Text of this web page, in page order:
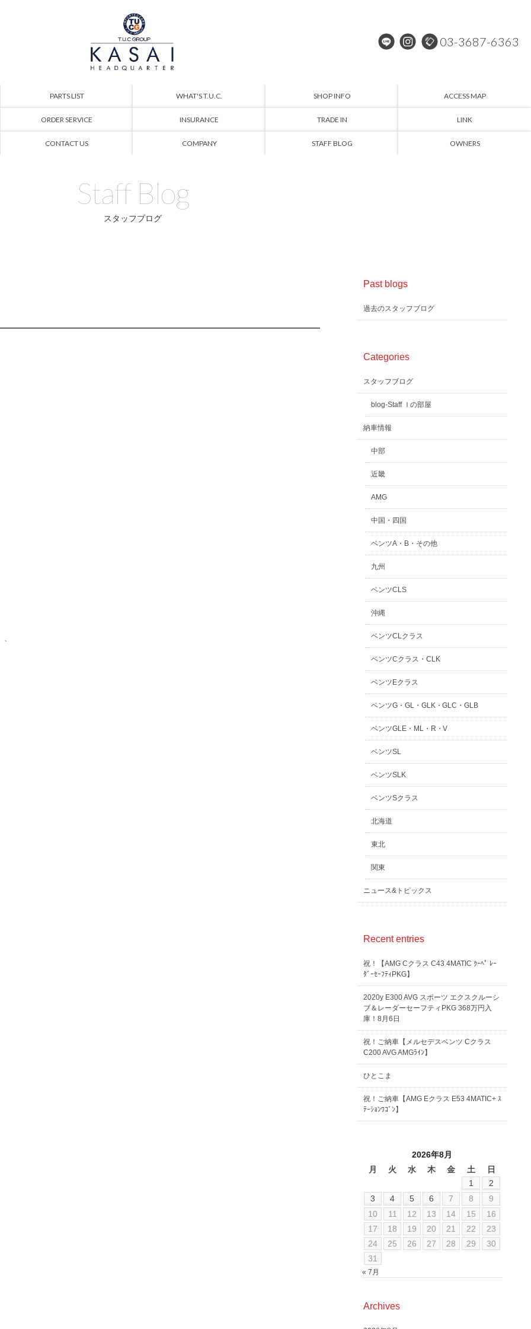
03-3687-6363
PARTS LIST WHAT'S T.U.C. SHOP INFO ACCESS MAP
ORDER SERVICE INSURANCE TRADE IN LINK
CONTACT US COMPANY STAFF BLOG OWNERS
Staff Blog
スタッフブログ
Past blogs
過去のスタッフブログ
Categories
スタッフブログ
blog-Staff Ｉの部屋
納車情報
中部
近畿
AMG
中国・四国
ベンツA・B・その他
九州
ベンツCLS
沖縄
ベンツCLクラス
ベンツCクラス・CLK
ベンツEクラス
ベンツG・GL・GLK・GLC・GLB
ベンツGLE・ML・R・V
ベンツSL
ベンツSLK
ベンツSクラス
北海道
東北
関東
ニュース&トピックス
Recent entries
祝！【AMG Cクラス C43 4MATIC ｸｰﾍﾟ ﾚｰ
ﾀﾞｰｾｰﾌﾃｨPKG】
2020y E300 AVG スポーツ エクスクルーシ
ブ＆レーダーセーフティPKG 368万円入
庫！8月6日
祝！ご納車【メルセデスベンツ Cクラス
C200 AVG AMGﾗｲﾝ】
ひとこま
祝！ご納車【AMG Eクラス E53 4MATIC+ ｽ
ﾃｰｼｮﾝﾜｺﾞﾝ】
2026年8月
月
火 水 木 金 土
日
1
2
3
4 5 6 7 8
9
10
11 12 13 14 15
16
17
18 19 20 21 22
23
24
25 26 27 28 29
30
31
« 7月
Archives